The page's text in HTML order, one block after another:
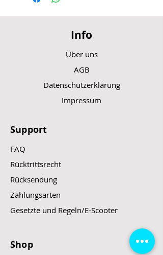
Info
Über uns
AGB
Datenschutzerklärung
Impressum
Support
FAQ
Rücktrittsrecht
Rücksendung
Zahlungsarten
Gesetzte und Regeln/E-Scooter
Shop